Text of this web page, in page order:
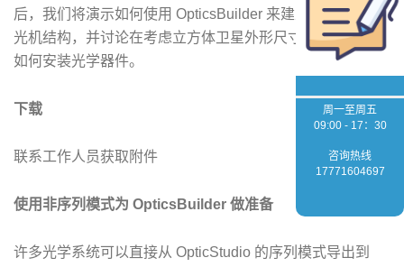
后，我们将演示如何使用 OpticsBuilder 来建立方体卫星的
光机结构，并讨论在考虑立方体卫星外形尺寸约束的条件下
如何安装光学器件。
下载
联系工作人员获取附件
​使用非序列模式为 OpticsBuilder 做准备
许多光学系统可以直接从 OpticStudio 的序列模式导出到
周一至周五
09:00 - 17：30
咨询热线
17771604697